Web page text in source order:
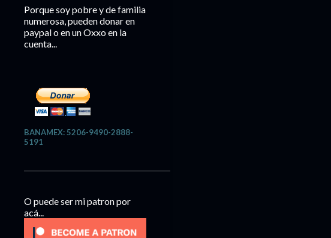
Porque soy pobre y de familia
numerosa, pueden donar en
paypal o en un Oxxo en la
cuenta...
BANAMEX: 5206-9490-2888-
5191
O puede ser mi patron por
acá...